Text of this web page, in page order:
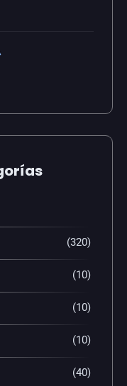
(320)
(10)
(10)
(10)
(40)